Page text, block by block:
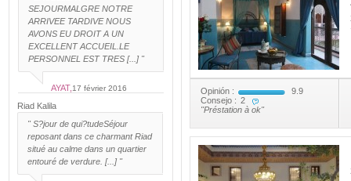
Opinión :
9.9
Consejo : 2
"Préstation à ok"
SEJOURMALGRE NOTRE
ARRIVEE TARDIVE NOUS
AVONS EU DROIT A UN
EXCELLENT ACCUEIL.LE
PERSONNEL EST TRES [...] "
AYAT, 17 février 2016
Riad Kalila
"S?jour de qui?tudeSéjour
reposant dans ce charmant Riad
situé au calme dans un quartier
entouré de verdure. [...] "